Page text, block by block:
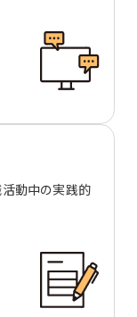
動中の実践的